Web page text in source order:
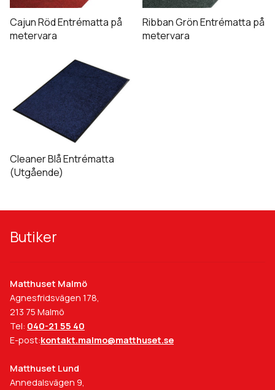
Cajun Röd Entrématta på
metervara
Ribban Grön Entrématta på
metervara
Cleaner Blå Entrématta
(Utgående)
produkten
har
De
olika
på
Butiker
Matthuset Malmö
Agnesfridsvägen 178,
213 75 Malmö
Tel: 040-21 55 40
E-post:kontakt.malmo@matthuset.se
Matthuset Lund
Annedalsvägen 9,